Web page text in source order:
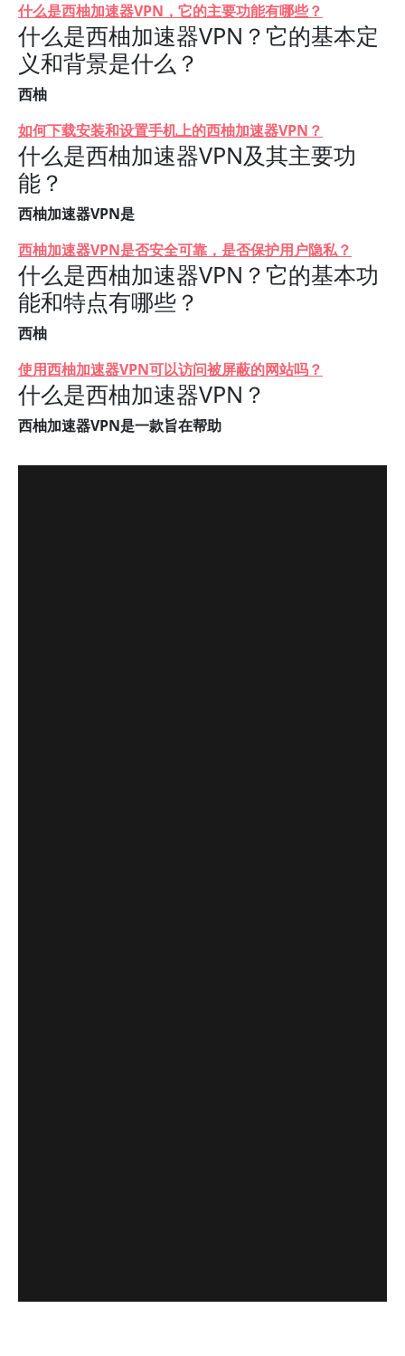
什么是西柚加速器VPN，它的主要功能有哪些？
什么是西柚加速器VPN？它的基本定
义和背景是什么？
西柚
如何下载安装和设置手机上的西柚加速器VPN？
什么是西柚加速器VPN及其主要功
能？
西柚加速器VPN是
西柚加速器VPN是否安全可靠，是否保护用户隐私？
什么是西柚加速器VPN？它的基本功
能和特点有哪些？
西柚
使用西柚加速器VPN可以访问被屏蔽的网站吗？
什么是西柚加速器VPN？
西柚加速器VPN是一款旨在帮助